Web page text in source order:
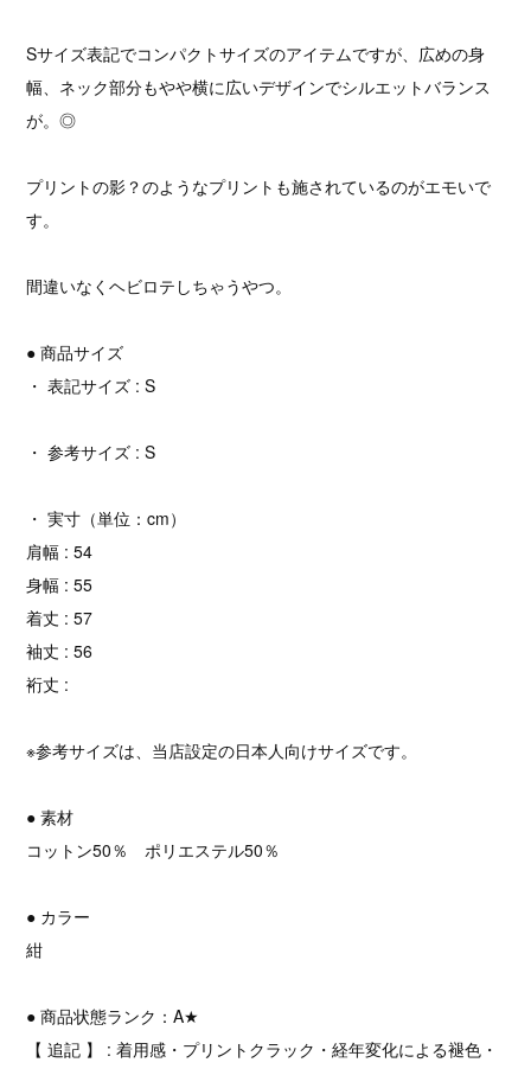
Sサイズ表記でコンパクトサイズのアイテムですが、広めの身
幅、ネック部分もやや横に広いデザインでシルエットバランス
が。◎
プリントの影？のようなプリントも施されているのがエモいで
す。
間違いなくヘビロテしちゃうやつ。
● 商品サイズ
・ 表記サイズ : S
・ 参考サイズ : S
・ 実寸（単位：cm）
肩幅 : 54
身幅 : 55
着丈 : 57
袖丈 : 56
裄丈 :
※参考サイズは、当店設定の日本人向けサイズです。
● 素材
コットン50％ ポリエステル50％
● カラー
紺
● 商品状態ランク：A★
【 追記 】 : 着用感・プリントクラック・経年変化による褪色・